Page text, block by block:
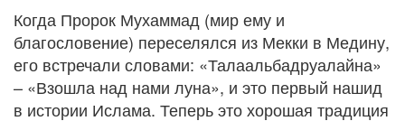
Когда Пророк Мухаммад (мир ему и
благословение) переселялся из Мекки в Медину,
его встречали словами: «Талаальбадруалайна»
– «Взошла над нами луна», и это первый нашид
в истории Ислама. Теперь это хорошая традиция